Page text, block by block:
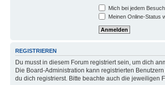
Mich bei jedem
Meinen Online-Status
REGISTRIEREN
Du musst in diesem Forum registriert sein, um dich
Die Board-Administration kann registrierten
du dich registrierst. Bitte beachte auch die jeweiligen